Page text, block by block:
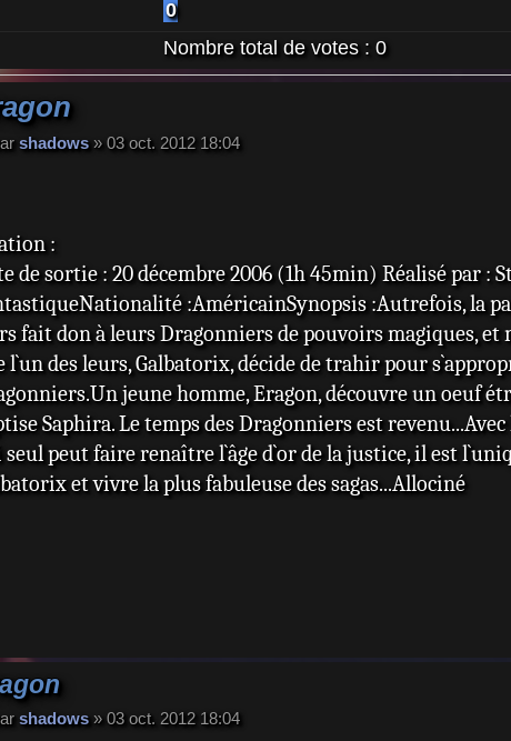
0
Nombre total de votes : 0
shadows» 03 oct. 2012 18:04
:
de sortie : 20 décembre 2006 (1h 45min) Réalisé par :
:AméricainSynopsis :Autrefois, la
fait don à leurs Dragonniers de pouvoirs magiques,
l`un des leurs, Galbatorix, décide de trahir pour
jeune homme, Eragon, découvre un oeuf
Saphira. Le temps des Dragonniers est
peut faire renaître l`âge d`or de la justice, il est
et vivre la plus fabuleuse des sagas...Allociné
shadows» 03 oct. 2012 18:04